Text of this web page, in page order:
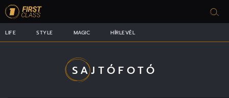
LIFE STYLE MAGIC HÍRLEVÉL
SAJTÓFOTÓ